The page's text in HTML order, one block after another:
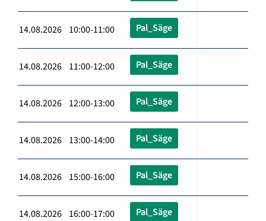
14.08.2026 10:00-11:00 Pal_Säge
14.08.2026 11:00-12:00 Pal_Säge
14.08.2026 12:00-13:00 Pal_Säge
14.08.2026 13:00-14:00 Pal_Säge
14.08.2026 15:00-16:00 Pal_Säge
14.08.2026 16:00-17:00 Pal_Säge